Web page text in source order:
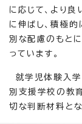
に応じて、より
に伸ばし、積極
別な配慮のもと
っています。
就学児体験入学
別支援学校の教
切な判断材料と